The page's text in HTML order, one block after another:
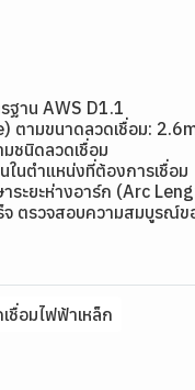
ฐาน AWS D1.1
ตามขนาดลวดเชื่อม:
ชนิดลวดเชื่อม
นตำแหน่งที่ต้องการเชื่อม
าระยะห่างอาร์ก (Arc
ตรวจสอบความสมบูรณ์ข
ชื่อมไฟฟ้าเหล็ก